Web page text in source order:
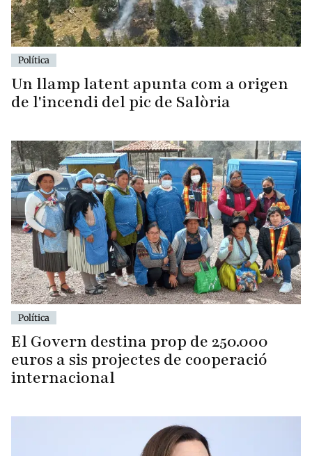
Política
Un llamp latent apunta com a origen
de l'incendi del pic de Salòria
Política
El Govern destina prop de 250.000
euros a sis projectes de cooperació
internacional